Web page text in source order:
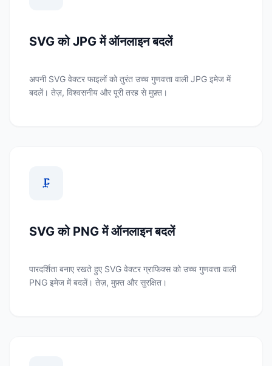
SVG को JPG में ऑनलाइन बदलें
अपनी SVG वेक्टर फाइलों को तुरंत उच्च गुणवत्ता वाली JPG इमेज में
बदलें। तेज़, विश्वसनीय और पूरी तरह से मुफ़्त।
🗜️
SVG को PNG में ऑनलाइन बदलें
पारदर्शिता बनाए रखते हुए SVG वेक्टर ग्राफिक्स को उच्च गुणवत्ता वाली
PNG इमेज में बदलें। तेज़, मुफ़्त और सुरक्षित।